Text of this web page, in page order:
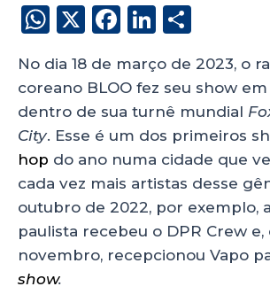
W
a
ts
A
p
p
X
F
c
e
b
o
o
k
Li
k
e
dI
n
a
re
No dia 18 de março de 2023, o
coreano BLOO fez seu show em
dentro de sua turnê mundial
City. Esse é um dos primeiros
hop do ano numa cidade que
cada vez mais artistas desse
outubro de 2022, por exemplo,
paulista recebeu o DPR Crew e,
novembro, recepcionou Vapo
show.